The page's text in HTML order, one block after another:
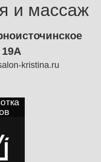
и массаж
kristina.ru